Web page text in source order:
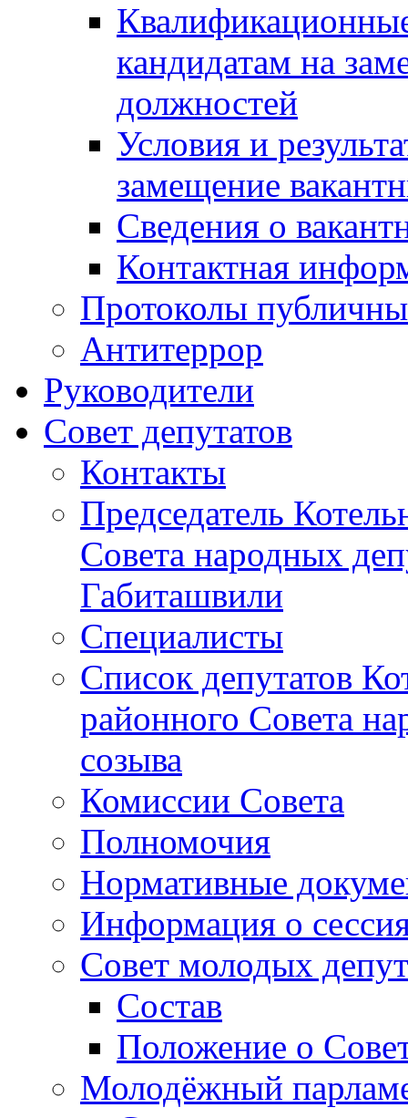
кандидатам на
должностей
Условия и
замещение
Сведения о
Контактная
Протоколы
Антитеррор
Руководители
Совет депутатов
Контакты
Председатель
Совета народных
Габиташвили
Специалисты
Список депутатов
районного Совета
созыва
Комиссии Совета
Полномочия
Нормативные
Информация о
Совет молодых
Состав
Положение о
Молодёжный